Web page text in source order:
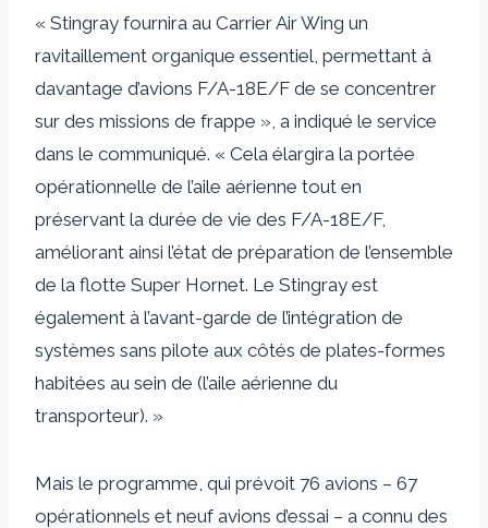
« Stingray fournira au Carrier Air Wing un
ravitaillement organique essentiel, permettant à
davantage d’avions F/A-18E/F de se concentrer
sur des missions de frappe », a indiqué le service
dans le communiqué. « Cela élargira la portée
opérationnelle de l’aile aérienne tout en
préservant la durée de vie des F/A-18E/F,
améliorant ainsi l’état de préparation de l’ensemble
de la flotte Super Hornet. Le Stingray est
également à l’avant-garde de l’intégration de
systèmes sans pilote aux côtés de plates-formes
habitées au sein de (l’aile aérienne du
transporteur). »
Mais le programme, qui prévoit 76 avions – 67
opérationnels et neuf avions d’essai – a connu des